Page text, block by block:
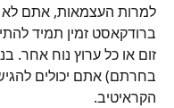
למרות העצמאות, אתם
ברודקאסט זמין תמיד
זום או כל ערוץ נוח אחר.
בחרתם) אתם יכולים
הקראיטיב.